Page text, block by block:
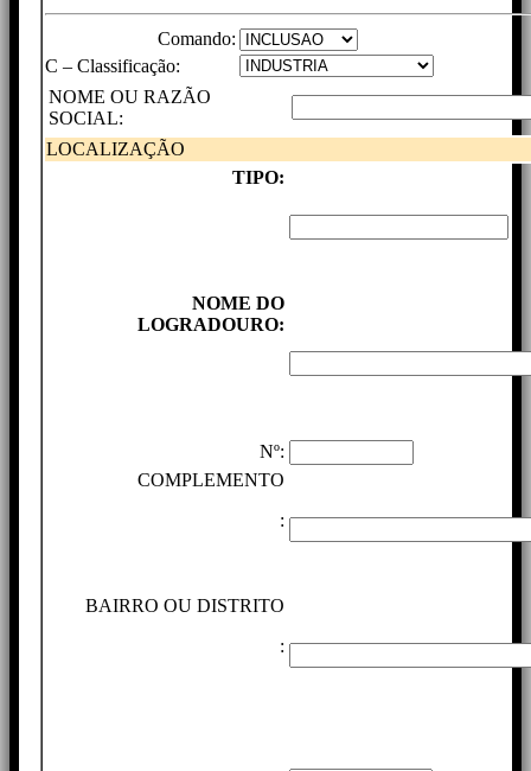
Comando:
C – Classificação:
NOME OU RAZÃO
SOCIAL:
LOCALIZAÇÃO
TIPO:
NOME DO
LOGRADOURO:
Nº:
COMPLEMENTO
:
BAIRRO OU DISTRITO
: